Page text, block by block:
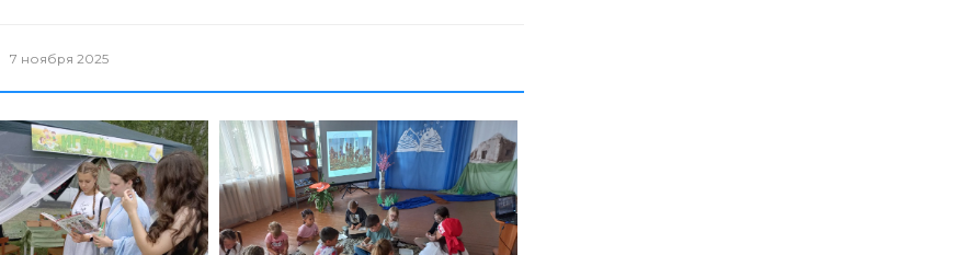
7 ноября 2025